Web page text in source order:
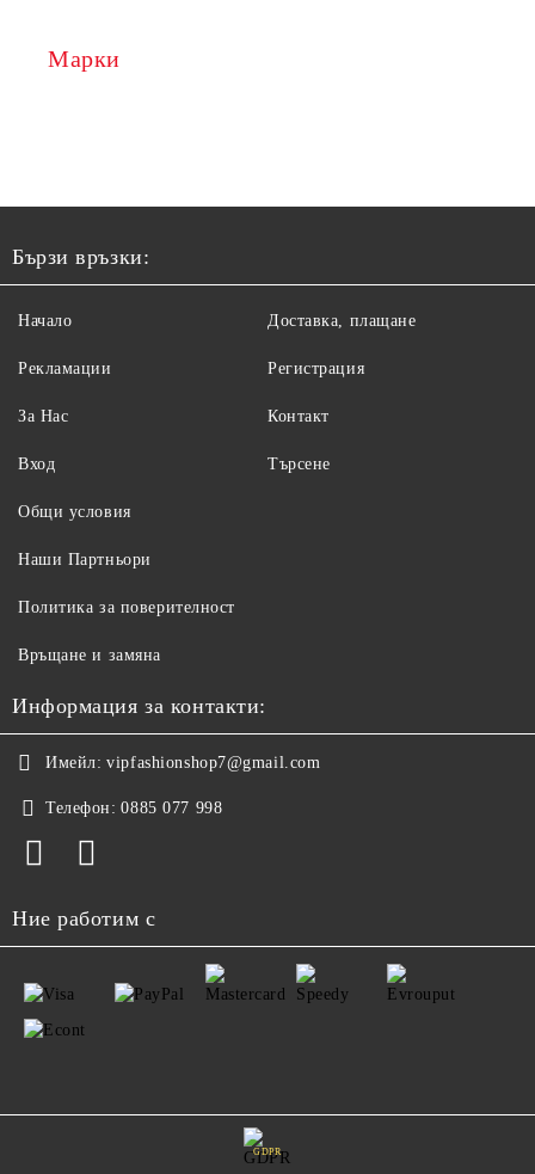
Марки
Бързи връзки:
Начало
Рекламации
За Нас
Вход
Доставка, плащане
Регистрация
Контакт
Търсене
Общи условия
Наши Партньори
Политика за поверителност
Връщане и замяна
Информация за контакти:
Имейл: vipfashionshop7@gmail.com
Телефон: 0885 077 998
Ние работим с
GDPR